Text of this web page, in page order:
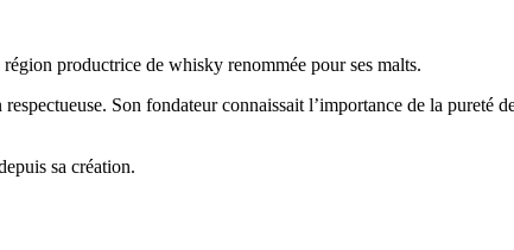
productrice de whisky renommée pour ses malts.
Son fondateur connaissait l’importance de la pureté
sa création.